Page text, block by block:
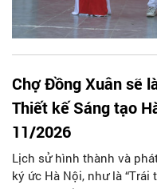
Chợ Đồng Xuân sẽ
Thiết kế Sáng tạo
11/2026
Lịch sử hình thành và
ký ức Hà Nội, như là